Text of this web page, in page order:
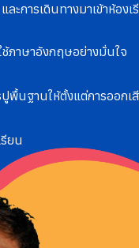
ะการเดินทางมาเข้าห้องเ
ช้ภาษาอังกฤษอย่างมั่นใจ
ปูพื้นฐานให้ตั้งแต่การออก
ยน